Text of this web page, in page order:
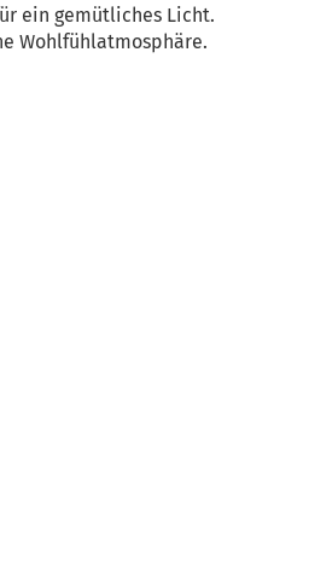
ein gemütliches Licht.
Wohlfühlatmosphäre.